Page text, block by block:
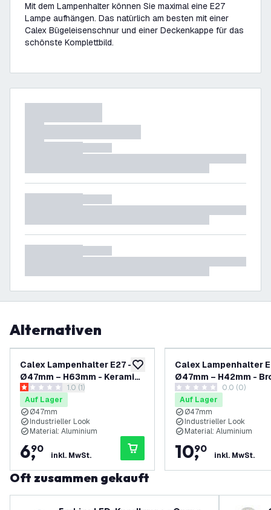
Mit dem Lampenhalter können Sie maximal eine E27
Lampe aufhängen. Das natürlich am besten mit einer
Calex Bügeleisenschnur und einer Deckenkappe für das
schönste Komplettbild.
Alternativen
zur Wunschliste hinzufügen
Calex Lampenhalter E27 –
Ø47mm – H63mm - Keramik
- Schwarz - Vintage Lampe
Bewertungsbereich öffnen
1 Bewertungssterne
1.0 (1)
Auf Lager
Ø47mm
Industrieller Look
Material: Aluminium
6,
90
inkl. MwSt.
Calex Lampenhalter
Ø47mm – H42mm -
Vintage Lampe
0 Bewertungssterne
0.0 (0)
Auf Lager
Ø47mm
Industrieller Look
Material: Aluminium
10,
90
inkl. MwSt.
Oft zusammen gekauft